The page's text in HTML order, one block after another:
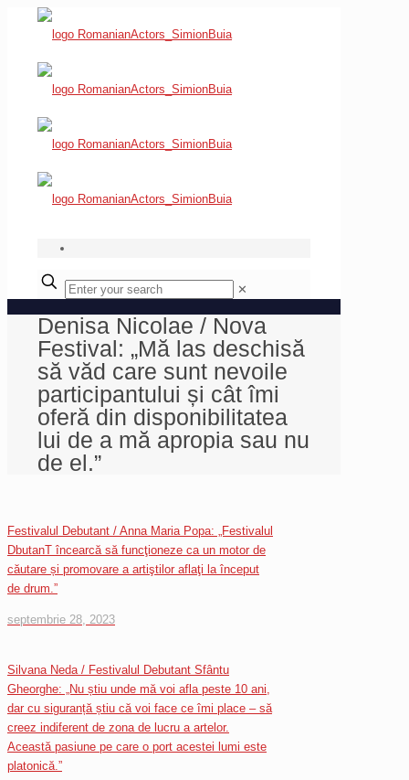
✕
Denisa Nicolae / Nova
Festival: „Mă las deschisă
să văd care sunt nevoile
participantului și cât îmi
oferă din disponibilitatea
lui de a mă apropia sau nu
de el.”
Festivalul Debutant / Anna Maria Popa: „Festivalul
DbutanT încearcă să funcţioneze ca un motor de
căutare și promovare a artiştilor aflaţi la început
de drum.”
septembrie 28, 2023
Silvana Neda / Festivalul Debutant Sfântu
Gheorghe: „Nu știu unde mă voi afla peste 10 ani,
dar cu siguranță știu că voi face ce îmi place – să
creez indiferent de zona de lucru a artelor.
Această pasiune pe care o port acestei lumi este
platonică.”